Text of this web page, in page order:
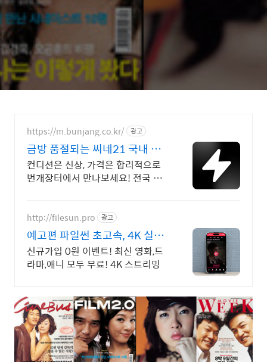
https://m.bunjang.co.kr/ 광고
금방 품절되는 씨네21 국내 최
대 브랜드 중고거래
컨디션은 신상, 가격은 합리적으로
번개장터에서 만나보세요! 전국 각
로드
http://filesun.pro 광고
예고편 파일썬 초고속, 4K 실시
간 보기!
신규가입 0원 이벤트! 최신 영화,드
라마,애니 모두 무료! 4K 스트리밍